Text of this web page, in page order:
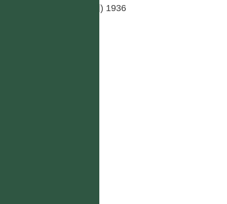
局苗圃) 1936